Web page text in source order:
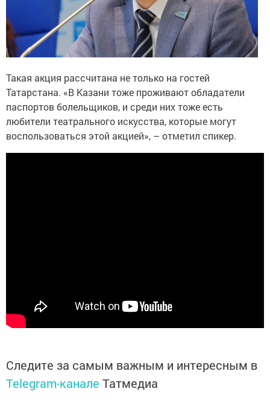
Такая акция рассчитана не только на гостей
Татарстана. «В Казани тоже проживают обладатели
паспортов болельщиков, и среди них тоже есть
любители театрального искусства, которые могут
воспользоваться этой акцией», – отметил спикер.
Следите за самым важным и интересным в
Telegram-канале Татмедиа